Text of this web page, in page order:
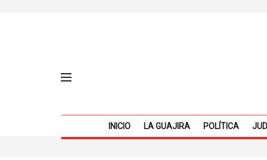
INICIO LA GUAJIRA POLÍTICA